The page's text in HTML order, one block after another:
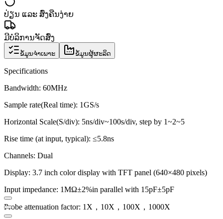
ປ່ຽນ ແລະ ສົ່ງຄືນງ່າຍ
ມີບໍລິການຈັດສົ່ງ
ຂໍ້ມູນຈຳເພາະ ຂໍ້ມູນຜູ້ຜະລິດ
Specifications
Bandwidth: 60MHz
Sample rate(Real time): 1GS/s
Horizontal Scale(S/div): 5ns/div~100s/div, step by 1~2~5
Rise time (at input, typical): ≤5.8ns
Channels: Dual
Display: 3.7 inch color display with TFT panel (640×480 pixels)
Input impedance: 1MΩ±2%in parallel with 15pF±5pF
Probe attenuation factor: 1X，10X，100X，1000X